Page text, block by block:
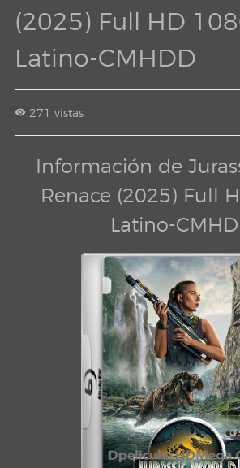
(2025) Full HD
Latino-CMHDD
271 vistas
Información de
Renace (2025) Full
Latino-